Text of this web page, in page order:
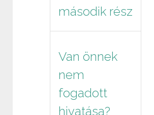
második rész
Van önnek
nem
fogadott
hivatása?